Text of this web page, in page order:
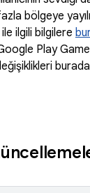
bölgeye
ile ilgili bilgilere
Play